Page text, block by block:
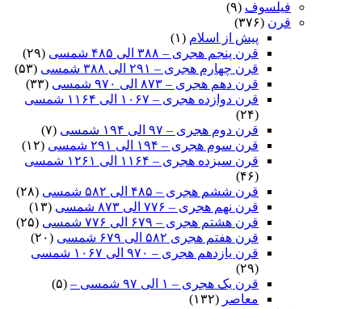
فیلسوف (۹)
قرن (۳۷۶)
پیش از اسلام (۱)
قرن پنجم هجری – ۳۸۸ الی ۴۸۵ شمسی
(۲۹)
قرن چهارم هجری – ۲۹۱ الی ۳۸۸ شمسی
(۵۳)
قرن دهم هجری – ۸۷۳ الی ۹۷۰ شمسی
(۳۳)
قرن دوازده هجری – ۱۰۶۷ الی ۱۱۶۴ شمسی
(۲۴)
قرن دوم هجری – ۹۷ الی ۱۹۴ شمسی
(۷)
قرن سوم هجری – ۱۹۴ الی ۲۹۱ شمسی
(۱۲)
قرن سیزده هجری – ۱۱۶۴ الی ۱۲۶۱ شمسی
(۴۶)
قرن ششم هجری – ۴۸۵ الی ۵۸۲ شمسی
(۲۸)
قرن نهم هجری – ۷۷۶ الی ۸۷۳ شمسی
(۱۳)
قرن هشتم هجری – ۶۷۹ الی ۷۷۶ شمسی
(۲۵)
قرن هفتم هجری ۵۸۲ الی ۶۷۹ شمسی
(۲۰)
قرن یازدهم هجری – ۹۷۰ الی ۱۰۶۷ شمسی
(۲۹)
قرن یک هجری – ۱ الی ۹۷ شمسی –
(۵)
معاصر (۱۳۲)